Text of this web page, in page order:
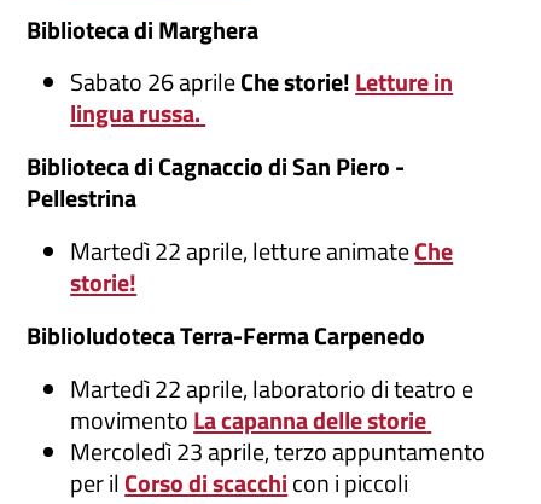
Biblioteca di Marghera
Sabato 26 aprileChe storie!Letture in
lingua russa.
Biblioteca di Cagnaccio di San Piero -
Pellestrina
Martedì 22 aprile, letture animateChe
storie!
Biblioludoteca Terra-Ferma Carpenedo
Martedì 22 aprile, laboratorio di teatro e
movimentoLa capanna delle storie
Mercoledì 23 aprile, terzo appuntamento
per il Corso di scacchicon i piccoli